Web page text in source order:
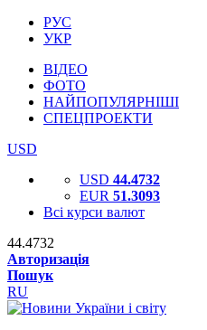
РУС
УКР
ВІДЕО
ФОТО
НАЙПОПУЛЯРНІШІ
СПЕЦПРОЕКТИ
USD
USD 44.4732
EUR 51.3093
Всі курси валют
44.4732
Авторизація
Пошук
RU